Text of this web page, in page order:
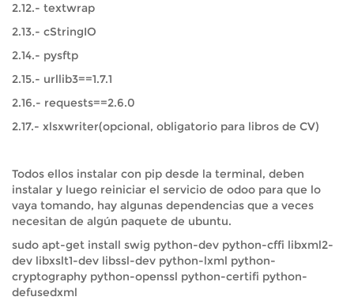
2.12.- textwrap
2.13.- cStringIO
2.14.- pysftp
2.15.- urllib3==1.7.1
2.16.- requests==2.6.0
2.17.- xlsxwriter(opcional, obligatorio para libros de CV)
Todos ellos instalar con pip desde la terminal, deben
instalar y luego reiniciar el servicio de odoo para que lo
vaya tomando, hay algunas dependencias que a veces
necesitan de algún paquete de ubuntu.
sudo apt-get install swig python-dev python-cffi libxml2-
dev libxslt1-dev libssl-dev python-lxml python-
cryptography python-openssl python-certifi python-
defusedxml